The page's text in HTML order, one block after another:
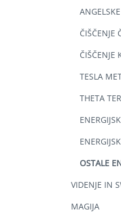
ČIŠČENJE
ČIŠČENJE
TESLA
THETA
OSTALE
VIDENJE IN
MAGIJA